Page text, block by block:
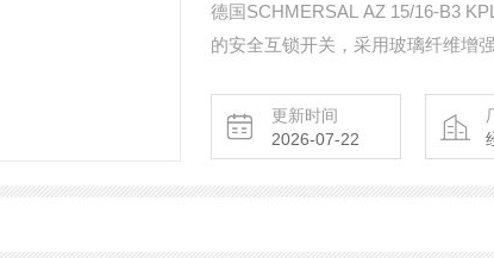
德国SCHMERSAL AZ 15/16-B3
的安全互锁开关，采用玻璃纤维增
4A（230VAC / 24VDC）。
更新时间
2026-07-22